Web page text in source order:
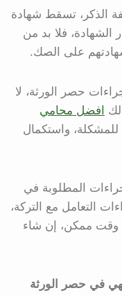
الذكر، تسقط شهادة
الشهادة، فلا بد من
على الصك.
حصر الورثة، لا
افضل محامي
واستكمال
المطلوبة في
التعامل مع التركة،
وقت ممكن، إن شاء
في حصر الورثة